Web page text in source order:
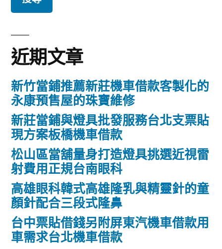
鍵
字:
近期文章
新竹當鋪推薦新莊機車借款客製化的
永康預售屋的珠寶維修
新莊當鋪與燈具批發服務台北支票貼
現方案板橋機車借款
松山區當舖量身打造燈具挑選近視雷
射費用正規台南眼科
高雄眼科韓式高雄隆乳與精靈針的童
顏針配合三段式隆鼻
台中票貼借錢另附屏東汽機車借款用
車需求台北機車借款